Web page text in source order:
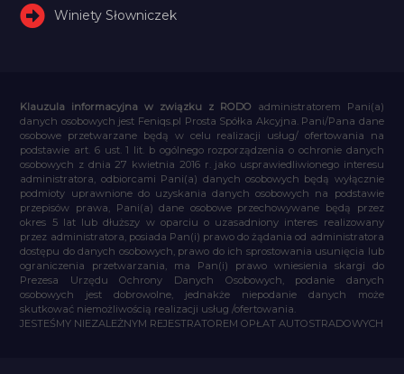
Winiety Słowniczek
Klauzula informacyjna w związku z RODO administratorem Pani(a)
danych osobowych jest Feniqs.pl Prosta Spółka Akcyjna. Pani/Pana dane
osobowe przetwarzane będą w celu realizacji usług/ ofertowania na
podstawie art. 6 ust. 1 lit. b ogólnego rozporządzenia o ochronie danych
osobowych z dnia 27 kwietnia 2016 r. jako usprawiedliwionego interesu
administratora, odbiorcami Pani(a) danych osobowych będą wyłącznie
podmioty uprawnione do uzyskania danych osobowych na podstawie
przepisów prawa, Pani(a) dane osobowe przechowywane będą przez
okres 5 lat lub dłuższy w oparciu o uzasadniony interes realizowany
przez administratora, posiada Pan(i) prawo do żądania od administratora
dostępu do danych osobowych, prawo do ich sprostowania usunięcia lub
ograniczenia przetwarzania, ma Pan(i) prawo wniesienia skargi do
Prezesa Urzędu Ochrony Danych Osobowych, podanie danych
osobowych jest dobrowolne, jednakże niepodanie danych może
skutkować niemożliwością realizacji usług /ofertowania.
JESTEŚMY NIEZALEŻNYM REJESTRATOREM OPŁAT AUTOSTRADOWYCH